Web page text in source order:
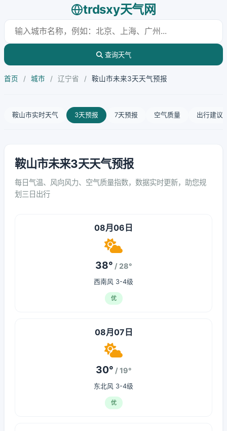
trdsxy天气网
查询天气
首页 / 城市 / 辽宁省 / 鞍山市未来3天天气预报
鞍山市实时天气 3天预报 7天预报 空气质量 出行建议
鞍山市未来3天天气预报
每日气温、风向风力、空气质量指数，数据实时更新，助您规
划三日出行
08月06日
38° / 28°
西南风 3-4级
优
08月07日
30° / 19°
东北风 3-4级
优